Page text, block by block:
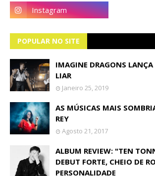
POPULAR NO SITE
IMAGINE DRAGONS LANÇA
LIAR
Janeiro 25, 2019
AS MÚSICAS MAIS
REY
Agosto 21, 2017
ALBUM REVIEW: "TEN
DEBUT FORTE, CHEIO DE
PERSONALIDADE